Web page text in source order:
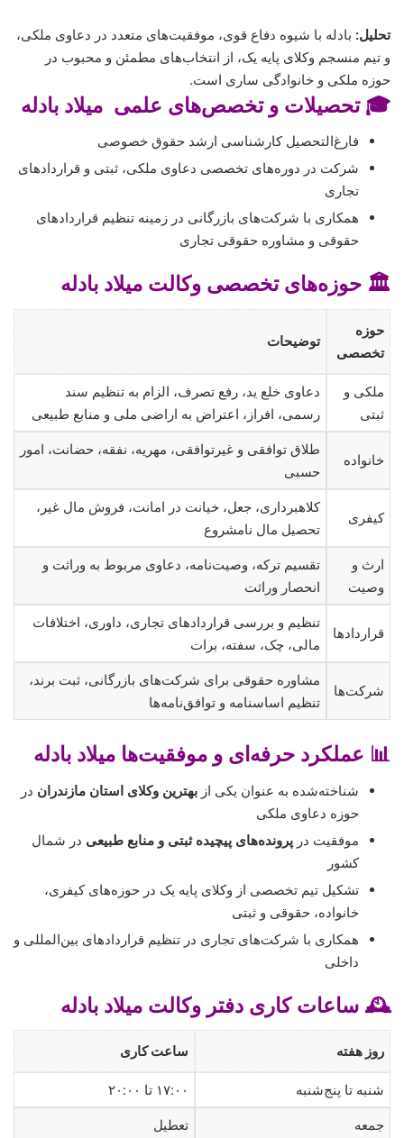
تحلیل: بادله با شیوه دفاع قوی، موفقیت‌های متعدد در دعاوی ملکی،
و تیم منسجم وکلای پایه یک، از انتخاب‌های مطمئن و محبوب در
حوزه ملکی و خانوادگی ساری است.
🎓 تحصیلات و تخصص‌های علمی میلاد بادله
فارغ‌التحصیل کارشناسی ارشد حقوق خصوصی
شرکت در دوره‌های تخصصی دعاوی ملکی، ثبتی و قراردادهای
تجاری
همکاری با شرکت‌های بازرگانی در زمینه تنظیم قراردادهای
حقوقی و مشاوره حقوقی تجاری
🏛️ حوزه‌های تخصصی وکالت میلاد بادله
حوزه
تخصصی
توضیحات
ملکی و
ثبتی
دعاوی خلع ید، رفع تصرف، الزام به تنظیم سند
رسمی، افراز، اعتراض به اراضی ملی و منابع طبیعی
خانواده
طلاق توافقی و غیرتوافقی، مهریه، نفقه، حضانت، امور
حسبی
کیفری
کلاهبرداری، جعل، خیانت در امانت، فروش مال غیر،
تحصیل مال نامشروع
ارث و
وصیت
تقسیم ترکه، وصیت‌نامه، دعاوی مربوط به وراثت و
انحصار وراثت
قراردادها
تنظیم و بررسی قراردادهای تجاری، داوری، اختلافات
مالی، چک، سفته، برات
شرکت‌ها
مشاوره حقوقی برای شرکت‌های بازرگانی، ثبت برند،
تنظیم اساسنامه و توافق‌نامه‌ها
📊 عملکرد حرفه‌ای و موفقیت‌ها میلاد بادله
شناخته‌شده به عنوان یکی از بهترین وکلای استان مازندران در
حوزه دعاوی ملکی
موفقیت در پرونده‌های پیچیده ثبتی و منابع طبیعی در شمال
کشور
تشکیل تیم تخصصی از وکلای پایه یک در حوزه‌های کیفری،
خانواده، حقوقی و ثبتی
همکاری با شرکت‌های تجاری در تنظیم قراردادهای بین‌المللی و
داخلی
🕰️ ساعات کاری دفتر وکالت میلاد بادله
روز هفته ساعت کاری
شنبه تا پنج‌شنبه ۱۷:۰۰ تا ۲۰:۰۰
جمعه تعطیل